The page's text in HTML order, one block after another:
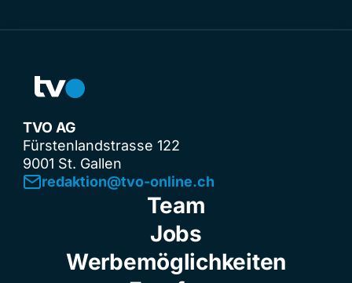
TVO AG
Fürstenlandstrasse 122
9001 St. Gallen
redaktion@tvo-online.ch
Team
Jobs
Werbemöglichkeiten